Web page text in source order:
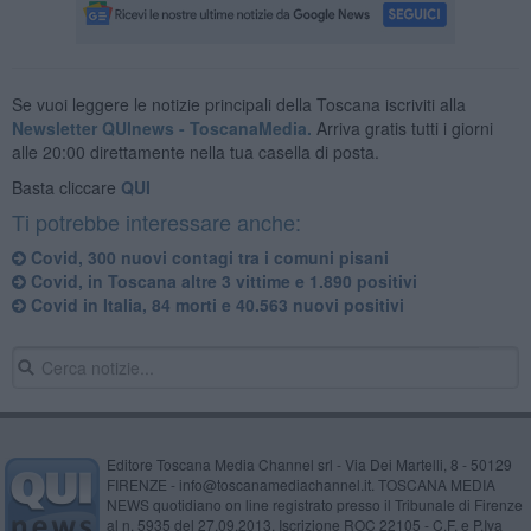
Se vuoi leggere le notizie principali della Toscana iscriviti alla
Newsletter QUInews - ToscanaMedia. Arriva gratis tutti i giorni
alle 20:00 direttamente nella tua casella di posta.
Basta cliccare QUI
Ti potrebbe interessare anche:
Covid, 300 nuovi contagi tra i comuni pisani
Covid, in Toscana altre 3 vittime e 1.890 positivi
Covid in Italia, 84 morti e 40.563 nuovi positivi
Editore Toscana Media Channel srl - Via Dei Martelli, 8 - 50129
FIRENZE - info@toscanamediachannel.it. TOSCANA MEDIA
NEWS quotidiano on line registrato presso il Tribunale di Firenze
al n. 5935 del 27.09.2013. Iscrizione ROC 22105 - C.F. e P.Iva